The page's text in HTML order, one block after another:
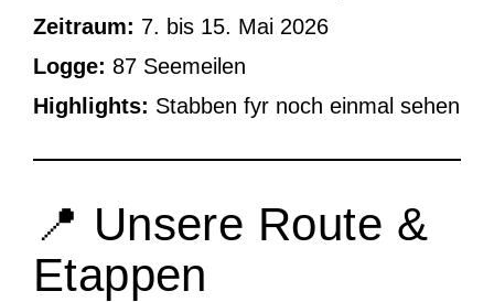
Zeitraum: 7. bis 15. Mai 2026
Logge: 87 Seemeilen
Highlights: Stabben fyr noch einmal sehen
📍 Unsere Route &
Etappen